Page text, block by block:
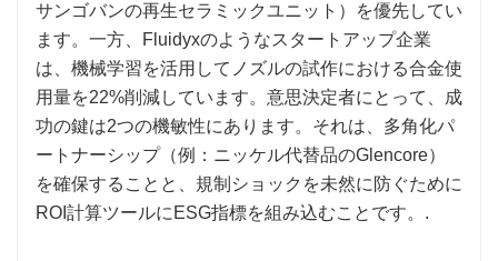
サンゴバンの再生セラミックユニット）を優先してい
ます。一方、Fluidyxのようなスタートアップ企業
は、機械学習を活用してノズルの試作における合金使
用量を22%削減しています。意思決定者にとって、成
功の鍵は2つの機敏性にあります。それは、多角化パ
ートナーシップ（例：ニッケル代替品のGlencore）
を確保することと、規制ショックを未然に防ぐために
ROI計算ツールにESG指標を組み込むことです。.